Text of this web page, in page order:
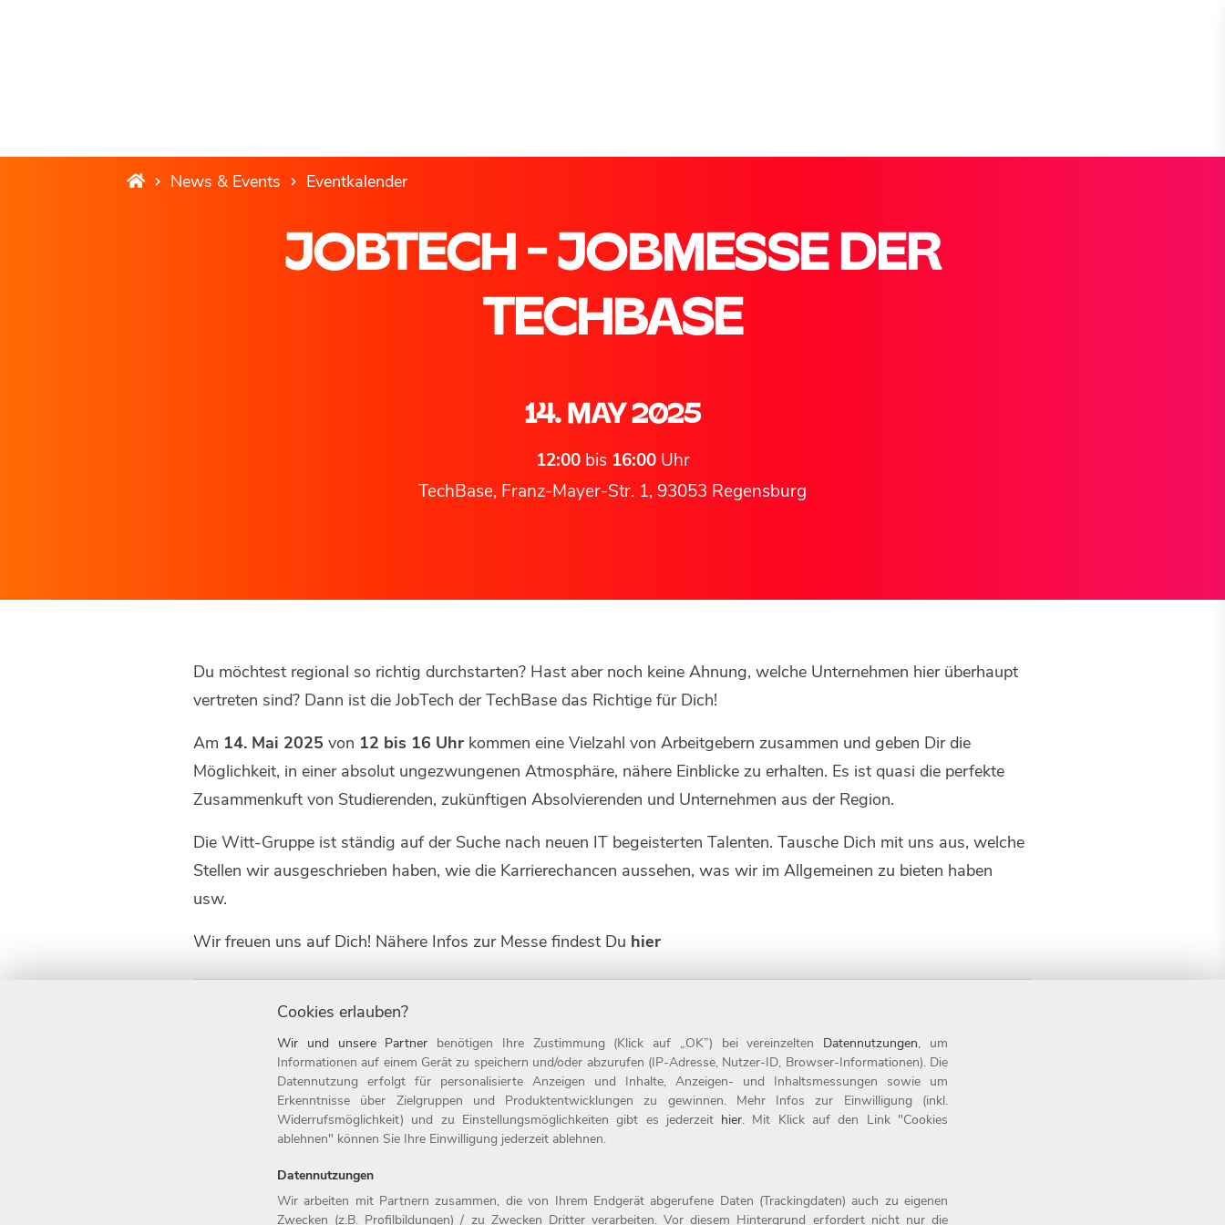
News & Events Eventkalender
JOBTECH - JOBMESSE DER
TECHBASE
14. MAY 2025
12:00bis 16:00Uhr
TechBase, Franz-Mayer-Str. 1, 93053 Regensburg
Du möchtest regional so richtig durchstarten? Hast aber noch keine Ahnung, welche Unternehmen hier überhaupt
vertreten sind? Dann ist die JobTech der TechBase das Richtige für Dich!
Am 14. Mai 2025 von 12 bis 16 Uhr kommen eine Vielzahl von Arbeitgebern zusammen und geben Dir die
Möglichkeit, in einer absolut ungezwungenen Atmosphäre, nähere Einblicke zu erhalten. Es ist quasi die perfekte
Zusammenkuft von Studierenden, zukünftigen Absolvierenden und Unternehmen aus der Region.
Die Witt-Gruppe ist ständig auf der Suche nach neuen IT begeisterten Talenten. Tausche Dich mit uns aus, welche
Stellen wir ausgeschrieben haben, wie die Karrierechancen aussehen, was wir im Allgemeinen zu bieten haben
usw.
Wir freuen uns auf Dich! Nähere Infos zur Messe findest Du hier
Development Messe
Jobs
Kontakt
Compliance
Cookies erlauben?
Wir und unsere Partner benötigen Ihre Zustimmung (Klick auf „OK”) bei vereinzelten Datennutzungen, um
Informationen auf einem Gerät zu speichern und/oder abzurufen (IP-Adresse, Nutzer-ID, Browser-Informationen). Die
Datennutzung erfolgt für personalisierte Anzeigen und Inhalte, Anzeigen- und Inhaltsmessungen sowie um
Erkenntnisse über Zielgruppen und Produktentwicklungen zu gewinnen. Mehr Infos zur Einwilligung (inkl.
Widerrufsmöglichkeit) und zu Einstellungsmöglichkeiten gibt es jederzeit hier. Mit Klick auf den Link "Cookies
ablehnen" können Sie Ihre Einwilligung jederzeit ablehnen.
Datennutzungen
Wir arbeiten mit Partnern zusammen, die von Ihrem Endgerät abgerufene Daten (Trackingdaten) auch zu eigenen
Zwecken (z.B. Profilbildungen) / zu Zwecken Dritter verarbeiten. Vor diesem Hintergrund erfordert nicht nur die